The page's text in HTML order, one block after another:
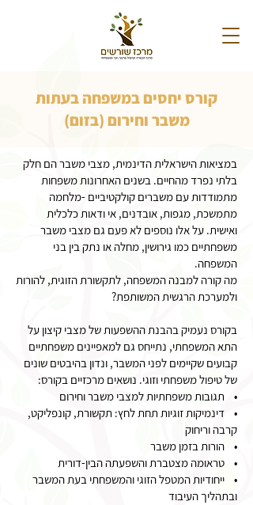
קורס יחסים במשפחה בעתות
משבר וחירום (בזום)
במציאות הישראלית הדינמית, מצבי משבר הם חלק
בלתי נפרד מהחיים. בשנים האחרונות משפחות
מתמודדות עם משברים קולקטיביים -מלחמה
מתמשכת, מגפות, אובדנים, אי ודאות כלכלית
ואישית. על אלו נוספים לא פעם גם מצבי משבר
משפחתיים כמו גירושין, מחלה או נתק בין בני
המשפחה.
מה קורה למבנה המשפחה, לתקשורת הזוגית, להורות
ולמערכת הרגשית המשותפת?
בקורס נעמיק בהבנת ההשפעות של מצבי קיצון על
התא המשפחתי, נתייחס גם למאפיינים משפחתיים
קבועים שקיימים לפני המשבר, ונדון בהיבטים שונים
של טיפול משפחתי וזוגי. נושאים מרכזיים בקורס:
• תגובות משפחתיות למצבי משבר וחירום
• דינמיקות זוגיות תחת לחץ: תקשורת, קונפליקט,
קרבה וריחוק
• הורות בזמן משבר
• טראומה מצטברת והשפעתה הבין-דורית
• ייחודיות המטפל הזוגי והמשפחתי בעת המשבר
ובתהליך העיבוד